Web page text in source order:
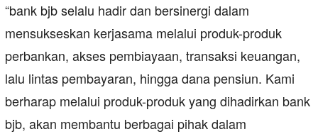
“bank bjb selalu hadir dan bersinergi dalam
mensukseskan kerjasama melalui produk-produk
perbankan, akses pembiayaan, transaksi keuangan,
lalu lintas pembayaran, hingga dana pensiun. Kami
berharap melalui produk-produk yang dihadirkan bank
bjb, akan membantu berbagai pihak dalam